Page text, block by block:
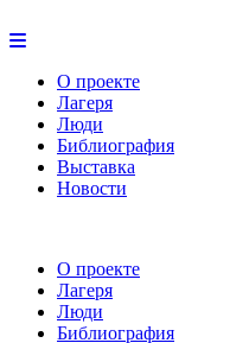
О проекте
Лагеря
Люди
Библиография
Выставка
Новости
О проекте
Лагеря
Люди
Библиография